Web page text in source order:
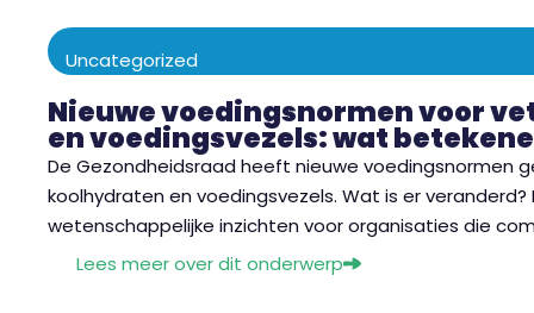
Uncategorized
Nieuwe voedingsnormen voor
en voedingsvezels: wat
De Gezondheidsraad heeft nieuwe voedingsnormen
koolhydraten en voedingsvezels. Wat is er
wetenschappelijke inzichten voor organisaties die
Lees meer over dit onderwerp